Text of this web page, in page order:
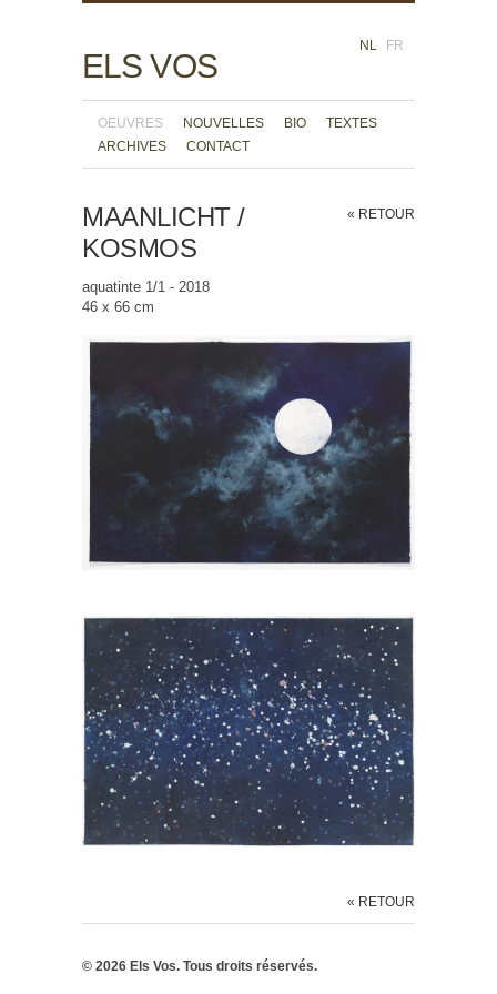
NL FR
ELS VOS
OEUVRES NOUVELLES BIO
TEXTES
ARCHIVES
CONTACT
« RETOUR
MAANLICHT /
KOSMOS
aquatinte 1/1 - 2018
46 x 66 cm
« RETOUR
© 2026 Els Vos. Tous droits réservés.